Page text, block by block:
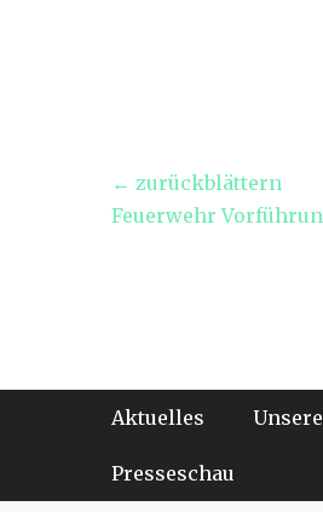
← zurückblättern
Vorheriger
Feuerwehr
Footer-Menü
Weiter
Inhalt
Aktuelles
Presseschau